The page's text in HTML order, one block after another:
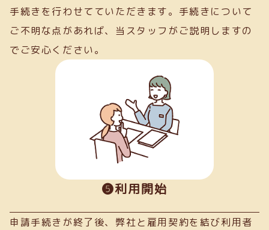
手続きを行わせてていただきます。手続きについて
ご不明な点があれば、当スタッフがご説明しますの
でご安心ください。
❺利用開始
申請手続きが終了後、弊社と雇用契約を結び利用者